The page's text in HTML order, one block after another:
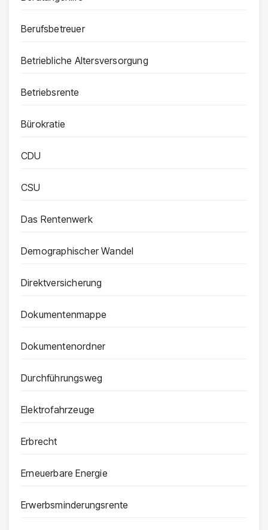
Berufsbetreuer
Betriebliche Altersversorgung
Betriebsrente
Bürokratie
CDU
CSU
Das Rentenwerk
Demographischer Wandel
Direktversicherung
Dokumentenmappe
Dokumentenordner
Durchführungsweg
Elektrofahrzeuge
Erbrecht
Erneuerbare Energie
Erwerbsminderungsrente